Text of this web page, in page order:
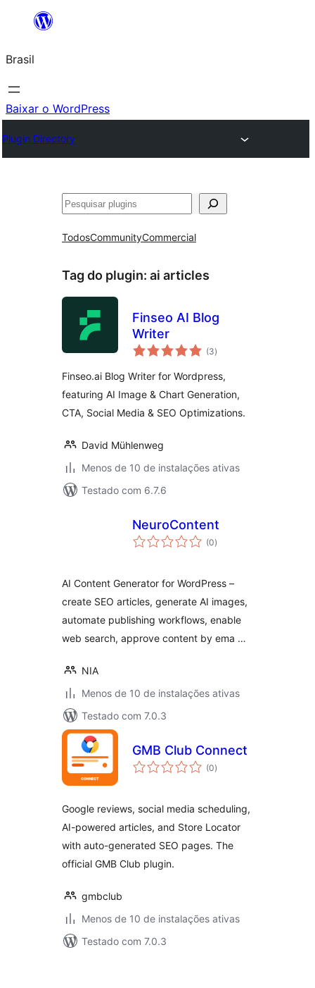
o
conteúdo
Brasil
Baixar o WordPress
Plugin Directory
Pesquisar
TodosCommunityCommercial
Tag do plugin: ai articles
Finseo AI Blog
Writer
(3total
de
)
Finseo.ai Blog Writer for Wordpress,
featuring AI Image & Chart Generation,
CTA, Social Media & SEO Optimizations.
David Mühlenweg
Menos de 10 de instalações ativas
Testado com 6.7.6
NeuroContent
(0total
de
)
AI Content Generator for WordPress –
create SEO articles, generate AI images,
automate publishing workflows, enable
web search, approve content by ema …
NIA
Menos de 10 de instalações ativas
Testado com 7.0.3
GMB Club Connect
(0total
de
)
Google reviews, social media scheduling,
AI-powered articles, and Store Locator
with auto-generated SEO pages. The
official GMB Club plugin.
gmbclub
Menos de 10 de instalações ativas
Testado com 7.0.3